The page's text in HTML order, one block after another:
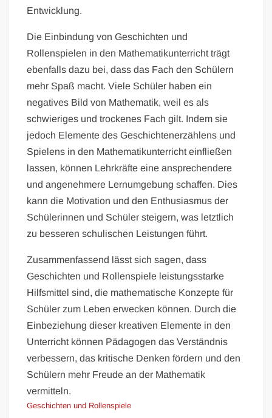
Entwicklung.
Die Einbindung von Geschichten und
Rollenspielen in den Mathematikunterricht trägt
ebenfalls dazu bei, dass das Fach den Schülern
mehr Spaß macht. Viele Schüler haben ein
negatives Bild von Mathematik, weil es als
schwieriges und trockenes Fach gilt. Indem sie
jedoch Elemente des Geschichtenerzählens und
Spielens in den Mathematikunterricht einfließen
lassen, können Lehrkräfte eine ansprechendere
und angenehmere Lernumgebung schaffen. Dies
kann die Motivation und den Enthusiasmus der
Schülerinnen und Schüler steigern, was letztlich
zu besseren schulischen Leistungen führt.
Zusammenfassend lässt sich sagen, dass
Geschichten und Rollenspiele leistungsstarke
Hilfsmittel sind, die mathematische Konzepte für
Schüler zum Leben erwecken können. Durch die
Einbeziehung dieser kreativen Elemente in den
Unterricht können Pädagogen das Verständnis
verbessern, das kritische Denken fördern und den
Schülern mehr Freude an der Mathematik
vermitteln.
Geschichten und Rollenspiele